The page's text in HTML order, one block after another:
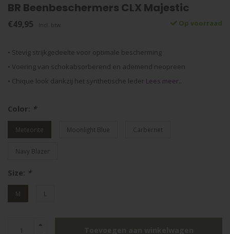
BR Beenbeschermers CLX Majestic
€49,95 Incl. btw Op voorraad
• Stevig strijkgedeelte voor optimale bescherming
• Voering van schokabsorberend en ademend neopreen
• Chique look dankzij het synthetische leder Lees meer..
Color: *
Meteorite Moonlight Blue Carbernet
Navy Blazer
Size: *
M L